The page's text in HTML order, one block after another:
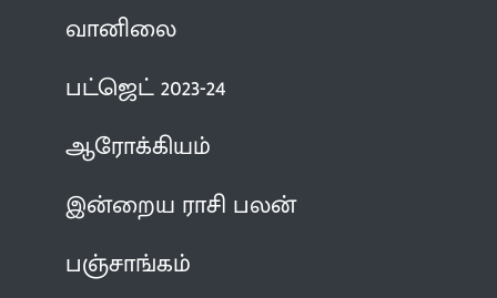
வானிலை
பட்ஜெட் 2023-24
ஆரோக்கியம்
இன்றைய ராசி பலன்
பஞ்சாங்கம்